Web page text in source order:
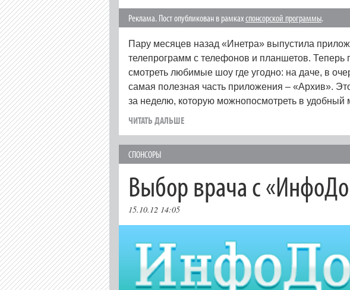
Реклама. Пост опубликован в рамкахспонсорской программы.
Пару месяцев назад «Инетра» выпустила
телепрограмм с телефонов и планшетов. Теперь
смотреть любимые шоу где угодно: на даче, в
самая полезная часть приложения – «Архив».
за неделю, которую можнопосмотреть в удобный
ЧИТАТЬ ДАЛЬШЕ
СПОНСОРЫ
Выбор врача с
15.10.12 14:05